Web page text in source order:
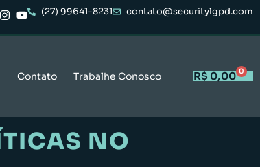
(27) 99641-8231 contato@securitylgpd.com
Contato Trabalhe Conosco R$ 0,00 0
NO